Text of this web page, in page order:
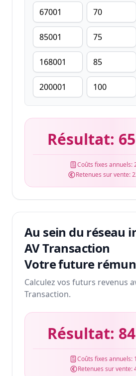
Résultat:
Coûts fixes annuels:
Retenues sur vente:
Au sein du réseau
AV Transaction
Votre future
Calculez vos futurs revenus
Transaction.
Résultat:
Coûts fixes annuels:
Retenues sur vente: